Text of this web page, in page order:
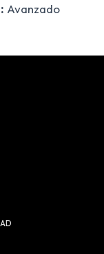
Avanzado